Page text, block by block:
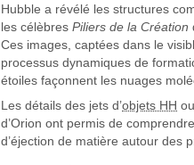
Hubble a révélé les structures
les célèbresPiliers de la Création
Ces images, captées dans le
processus dynamiques de
étoiles façonnent les nuages
Les détails des jets d’objets HH
d’Orion ont permis de
d’éjection de matière autour des